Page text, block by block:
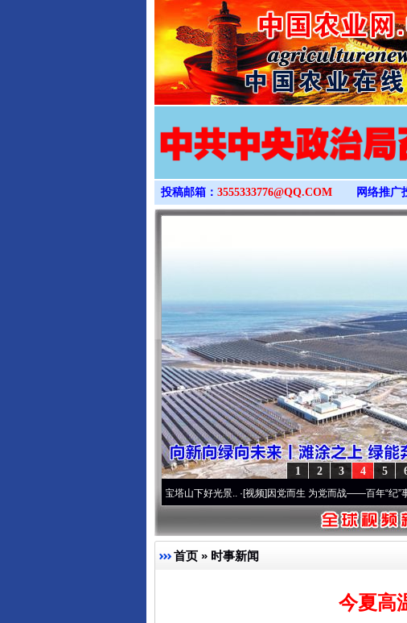
投稿邮箱： 3555333776@QQ.COM 网络推广
5
4
3
2
1
记初心使命 奋进复兴征程丨宝塔山下好光景..·[视频]因党而生 为党而战——百年“纪”事⑧加强纪
首页 » 时事新闻
今夏高
东山县通报“牛蛙产品抗生素超标问题”